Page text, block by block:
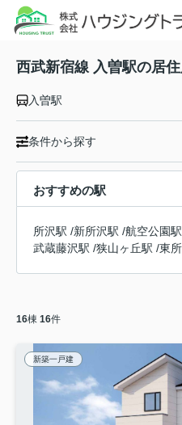
西武新宿線 入曽駅の居
入曽駅
条件から探す
おすすめの駅
所沢駅 /新所沢駅 /航空公園駅
武蔵藤沢駅 /狭山ヶ丘駅 /東
16棟 16件
新築一戸建